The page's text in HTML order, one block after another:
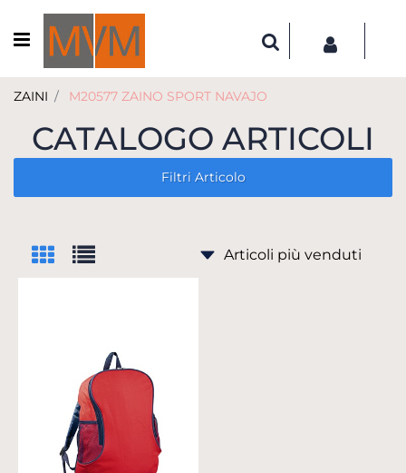
Open menu
ZAINI M20577 ZAINO SPORT NAVAJO
CATALOGO ARTICOLI
Filtri Articolo